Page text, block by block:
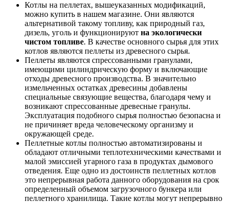
Котлы на пеллетах, вышеуказанных модификаций,
можно купить в нашем магазине. Они являются
альтернативой такому топливу, как природный газ,
дизель, уголь и функционируют на экологически
чистом топливе. В качестве основного сырья для этих
котлов являются пеллеты из древесного сырья.
Пеллеты являются спрессованными гранулами,
имеющими цилиндрическую форму и включающие
отходы древесного производства. В значительно
измельченных остатках древесины добавлены
специальные связующие вещества, благодаря чему и
возникают спрессованные древесные гранулы.
Эксплуатация подобного сырья полностью безопасна и
не причиняет вреда человеческому организму и
окружающей среде.
Пеллетные котлы полностью автоматизированы и
обладают отличными теплотехническими качествами и
малой эмиссией угарного газа в продуктах дымового
отведения. Еще одно из достоинств пеллетных котлов
это непрерывная работа данного оборудования на срок
определенный объемом загрузочного бункера или
пеллетного хранилища. Такие котлы могут непрерывно